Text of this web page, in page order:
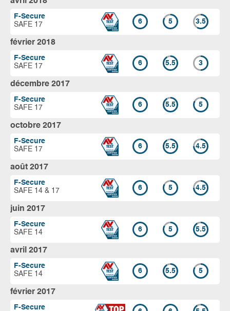
F-Secure
SAFE 17
6 5 3.5
février 2018
F-Secure
SAFE 17
6 5.5 3
décembre 2017
F-Secure
SAFE 17
6 5.5 5
octobre 2017
F-Secure
SAFE 17
6 5.5 4.5
août 2017
F-Secure
SAFE 14 & 17
6 5 4.5
juin 2017
F-Secure
SAFE 14
6 5 5.5
avril 2017
F-Secure
SAFE 14
6 5.5 5
février 2017
F-Secure